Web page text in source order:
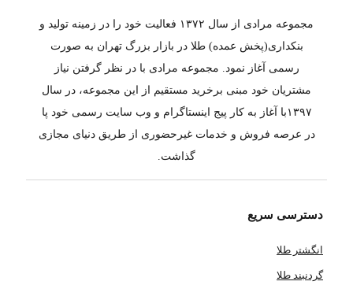
مجموعه مرادی از سال ۱۳۷۲ فعالیت خود را در زمینه تولید و
بنکداری(پخش عمده) طلا در بازار بزرگ تهران به صورت
رسمی آغاز نمود. مجموعه مرادی با در نظر گرفتن نیاز
مشتریان خود مبنی برخرید مستقیم از این مجموعه، در سال
۱۳۹۷با آغاز به کار پیج اینستاگرام و وب سایت رسمی خود پا
در عرصه فروش و خدمات غیرحضوری از طریق دنیای مجازی
گذاشت.
دسترسی سریع
انگشتر طلا
گردنبند طلا